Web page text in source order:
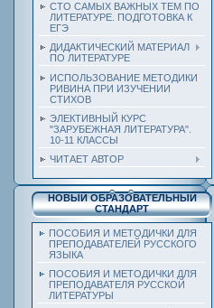
СТО САМЫХ ВАЖНЫХ ТЕМ ПО
ЛИТЕРАТУРЕ. ПОДГОТОВКА К
ЕГЭ
ДИДАКТИЧЕСКИЙ МАТЕРИАЛ
ПО ЛИТЕРАТУРЕ
ИСПОЛЬЗОВАНИЕ МЕТОДИКИ
РИВИНА ПРИ ИЗУЧЕНИИ
СТИХОВ
ЭЛЕКТИВНЫЙ КУРС
"ЗАРУБЕЖНАЯ ЛИТЕРАТУРА".
10-11 КЛАССЫ
ЧИТАЕТ АВТОР
НОВЫЙ ОБРАЗОВАТЕЛЬНЫЙ
СТАНДАРТ
ПОСОБИЯ И МЕТОДИЧКИ ДЛЯ
ПРЕПОДАВАТЕЛЕЙ РУССКОГО
ЯЗЫКА
ПОСОБИЯ И МЕТОДИЧКИ ДЛЯ
ПРЕПОДАВАТЕЛЯ РУССКОЙ
ЛИТЕРАТУРЫ